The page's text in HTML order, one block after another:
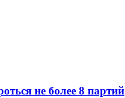
не более 8 партий